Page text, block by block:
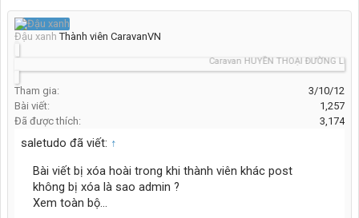
Đậu xanh Thành viên CaravanVN
Caravan HUYỀN THOẠI ĐƯỜNG LÊN
Tham gia:
3/10/12
Bài viết:
1,257
Đã được thích:
3,174
saletudo đã viết: ↑
Bài viết bị xóa hoài trong khi thành viên khác post
không bị xóa là sao admin ?
Xem toàn bộ...